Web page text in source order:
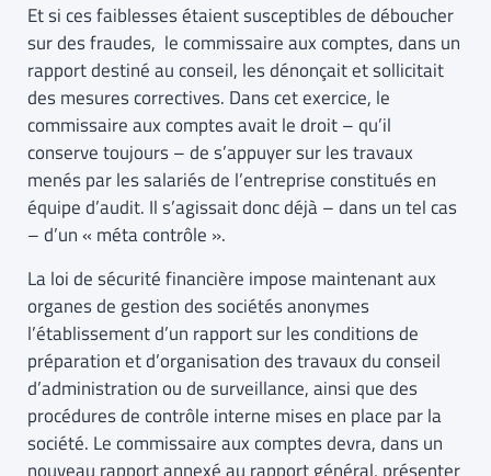
Et si ces faiblesses étaient susceptibles de déboucher
sur des fraudes, le commissaire aux comptes, dans un
rapport destiné au conseil, les dénonçait et sollicitait
des mesures correctives. Dans cet exercice, le
commissaire aux comptes avait le droit – qu’il
conserve toujours – de s’appuyer sur les travaux
menés par les salariés de l’entreprise constitués en
équipe d’audit. Il s’agissait donc déjà – dans un tel cas
– d’un « méta contrôle ».
La loi de sécurité financière impose maintenant aux
organes de gestion des sociétés anonymes
l’établissement d’un rapport sur les conditions de
préparation et d’organisation des travaux du conseil
d’administration ou de surveillance, ainsi que des
procédures de contrôle interne mises en place par la
société. Le commissaire aux comptes devra, dans un
nouveau rapport annexé au rapport général, présenter